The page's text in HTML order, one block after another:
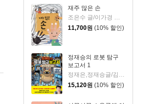
재주 많은 손
조은수 글/이가경 그림
11,700원 (10% 할인)
정재승의 로봇 탐구
보고서 1
15,120원 (10% 할인)